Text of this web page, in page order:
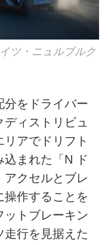
ツ・ニュルブルク
分をドライバー
ィストリビュ
アでドリフト
込まれた「N ド
アクセルとブレ
操作することを
ットブレーキン
走行を見据えた